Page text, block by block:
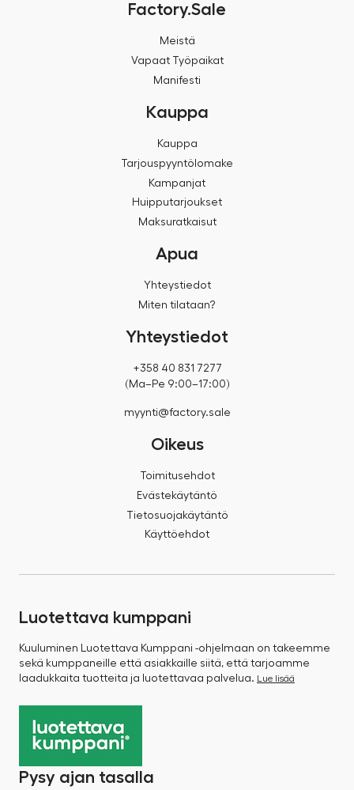
Factory.Sale
Meistä
Vapaat Työpaikat
Manifesti
Kauppa
Kauppa
Tarjouspyyntölomake
Kampanjat
Huipputarjoukset
Maksuratkaisut
Apua
Yhteystiedot
Miten tilataan?
Yhteystiedot
+358 40 831 7277
(Ma–Pe 9:00–17:00)
myynti@factory.sale
Oikeus
Toimitusehdot
Evästekäytäntö
Tietosuojakäytäntö
Käyttöehdot
Luotettava kumppani
Kuuluminen Luotettava Kumppani -ohjelmaan on takeemme
sekä kumppaneille että asiakkaille siitä, että tarjoamme
laadukkaita tuotteita ja luotettavaa palvelua.
Lue lisää
Pysy ajan tasalla